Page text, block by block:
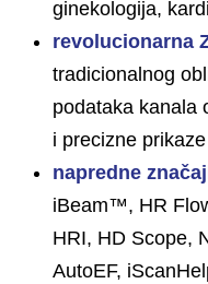
ginekologija,
revolucionarna
tradicionalnog
podataka kanala
i precizne
napredne
iBeam™, HR
HRI, HD Scope,
AutoEF,